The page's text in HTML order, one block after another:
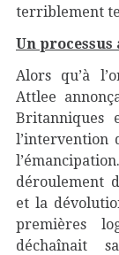
terriblement
Un processus
Alors qu’à
Attlee
Britanniques
l’intervention
déroulement
et la
premières
déchaînait